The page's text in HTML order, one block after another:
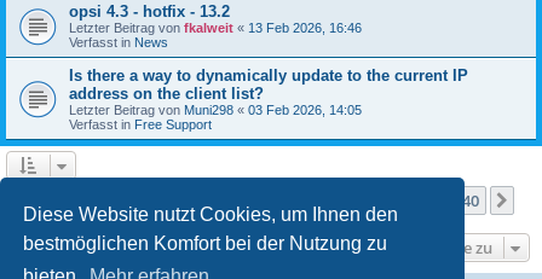
Diese Website nutzt Cookies, um Ihnen den
bestmöglichen Komfort bei der Nutzung zu
opsi 4.3 - hotfix - 13.2
Letzter Beitrag von fkalweit « 13 Feb 2026, 16:46
Verfasst in News
Is there a way to dynamically update to the current IP
address on the client list?
Letzter Beitrag von Muni298 « 03 Feb 2026, 14:05
Verfasst in Free Support
40
Gehe zu